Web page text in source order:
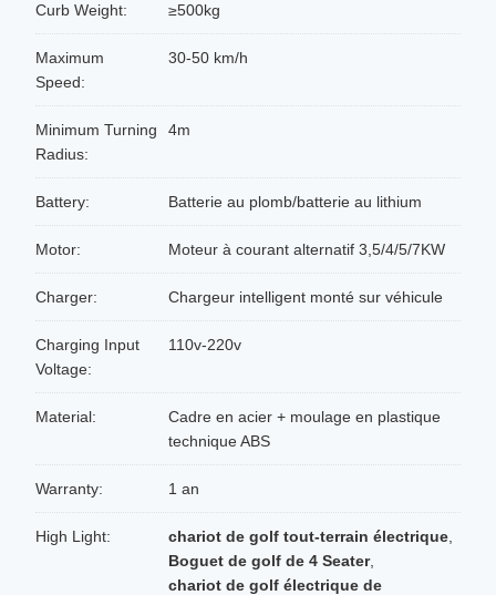
Curb Weight: ≥500kg
Maximum
Speed:
30-50 km/h
Minimum Turning
Radius:
4m
Battery: Batterie au plomb/batterie au lithium
Motor: Moteur à courant alternatif 3,5/4/5/7KW
Charger: Chargeur intelligent monté sur véhicule
Charging Input
Voltage:
110v-220v
Material:
Cadre en acier + moulage en plastique
technique ABS
Warranty: 1 an
High Light: chariot de golf tout-terrain électrique
Boguet de golf de 4 Seater,
chariot de golf électrique de